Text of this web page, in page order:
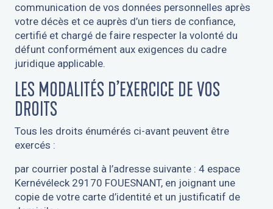
communication de vos données personnelles après
votre décès et ce auprès d’un tiers de confiance,
certifié et chargé de faire respecter la volonté du
défunt conformément aux exigences du cadre
juridique applicable.
LES MODALITÉS D’EXERCICE DE VOS
DROITS
Tous les droits énumérés ci-avant peuvent être
exercés :
par courrier postal à l’adresse suivante : 4 espace
Kernévéleck 29170 FOUESNANT, en joignant une
copie de votre carte d’identité et un justificatif de